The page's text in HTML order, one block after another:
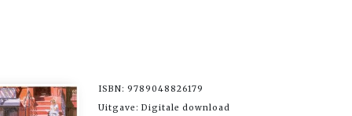
ISBN: 9789048826179
Uitgave: Digitale download